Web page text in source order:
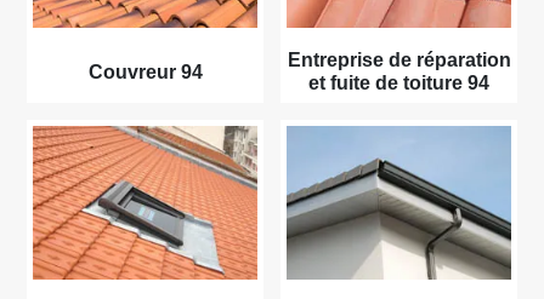
Couvreur 94
Entreprise de réparation
et fuite de toiture 94